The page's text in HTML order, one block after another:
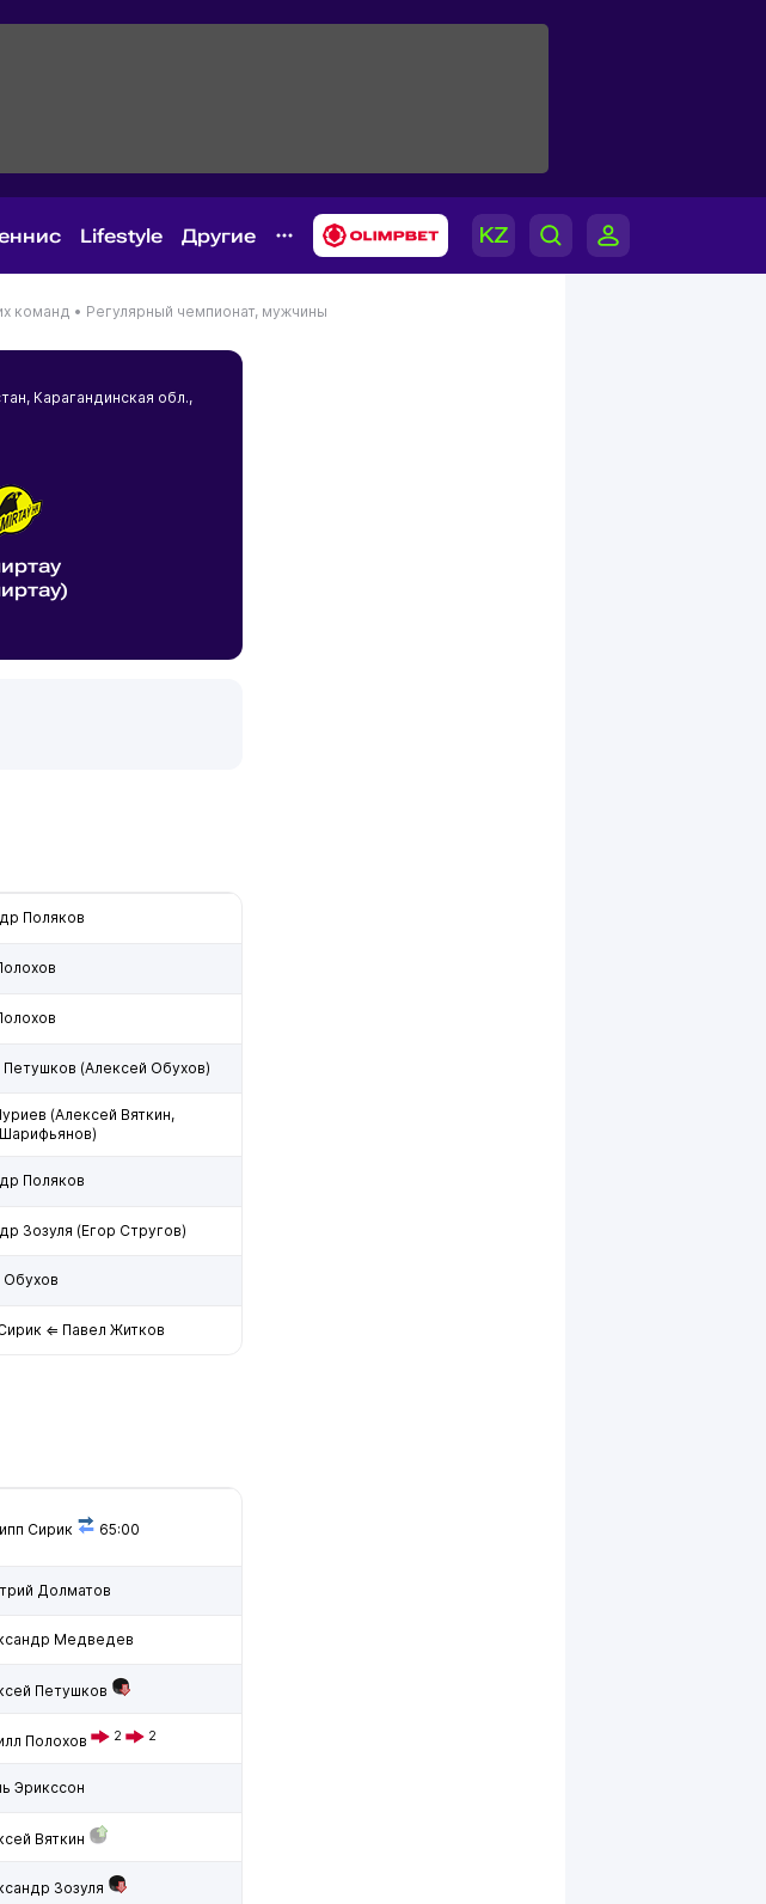
Lifestyle Другие
команд • Регулярный чемпионат, мужчины
, Карагандинская обл.,
Поляков
Петушков (Алексей Обухов)
(Алексей Вяткин,
Поляков
Зозуля (Егор Стругов)
Обухов
⇐ Павел Житков
Сирик 65:00
Долматов
Медведев
Петушков
Полохов 2 2
Эрикссон
Вяткин
Зозуля